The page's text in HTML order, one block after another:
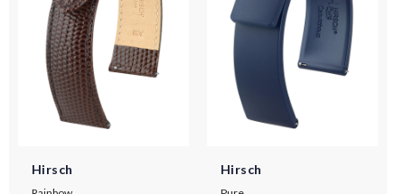
Hirsch Hirsch